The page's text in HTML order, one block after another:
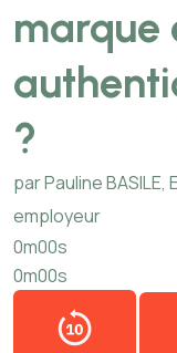
marque
?
par Pauline
employeur
0m00s
0m00s